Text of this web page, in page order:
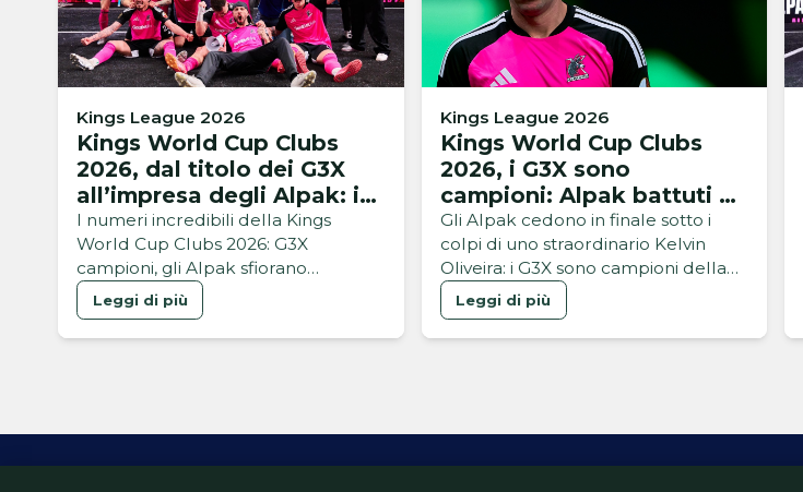
Kings League 2026
Kings World Cup Clubs
2026, dal titolo dei G3X
all’impresa degli Alpak: i
numeri di un Mondiale da
record
I numeri incredibili della Kings
World Cup Clubs 2026: G3X
campioni, gli Alpak sfiorano
un’impresa che sarebbe stata
storica
Leggi di più
Kings League 2026
Kings World Cup Clubs
2026, i G3X sono
campioni: Alpak battuti 9-
5 in finale
Gli Alpak cedono in finale sotto i
colpi di uno straordinario Kelvin
Oliveira: i G3X sono campioni della
Kings World Cup Clubs 2026
Leggi di più